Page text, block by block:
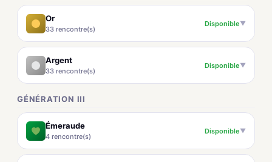
Or
33 rencontre(s)
Disponible▼
Argent
33 rencontre(s)
Disponible▼
GÉNÉRATION III
Émeraude
4 rencontre(s)
Disponible▼